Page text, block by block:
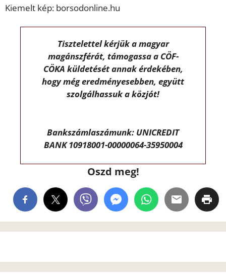
Kiemelt kép: borsodonline.hu
Tisztelettel kérjük a magyar
magánszférát, támogassa a CÖF-
CÖKA küldetését annak érdekében,
hogy még eredményesebben, együtt
szolgálhassuk a közjót!
Bankszámlaszámunk: UNICREDIT
BANK 10918001-00000064-35950004
Oszd meg!